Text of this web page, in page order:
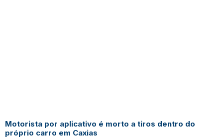
Motorista por aplicativo é morto a tiros dentro do
próprio carro em Caxias